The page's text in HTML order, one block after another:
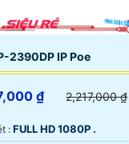
2390DP IP Poe
₫ 2,217,000 ₫
: FULL HD 1080P .